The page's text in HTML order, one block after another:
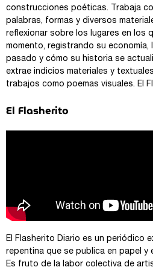
construcciones poéticas. Trabaja
palabras, formas y diversos
reflexionar sobre los lugares en los
momento, registrando su
pasado y cómo su historia se
extrae indicios materiales y
trabajos como poemas visuales. El
El Flasherito
El Flasherito Diario es un periódico
repentina que se publica en papel y
Es fruto de la labor colectiva de